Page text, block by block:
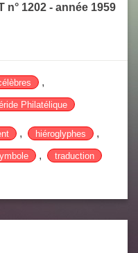
1202 - année 1959
,
Philatélique
, hiéroglyphes ,
, traduction